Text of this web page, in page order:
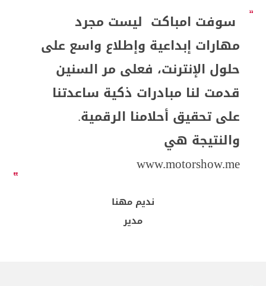
سوفت امباكت ليست مجرد
مهارات إبداعية وإطلاع واسع على
حلول الإنترنت، فعلى مر السنين
قدمت لنا مبادرات ذكية ساعدتنا
على تحقيق أحلامنا الرقمية.
والنتيجة هي
www.motorshow.me
نديم مهنا
مدير